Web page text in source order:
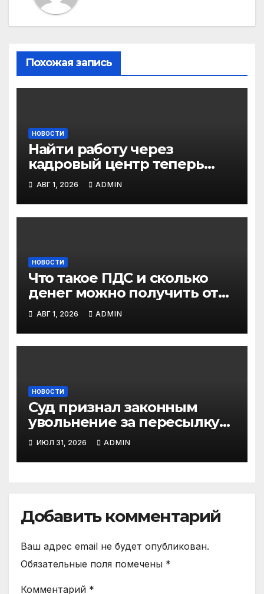
Похожая запись
НОВОСТИ
Найти работу через
кадровый центр теперь
можно в два раза быстрее
АВГ 1, 2026 ADMIN
НОВОСТИ
Что такое ПДС и сколько
денег можно получить от
государства?
АВГ 1, 2026 ADMIN
НОВОСТИ
Суд признал законным
увольнение за пересылку
рабочих файлов на личную
почту
ИЮЛ 31, 2026 ADMIN
Добавить комментарий
Ваш адрес email не будет опубликован.
Обязательные поля помечены *
Комментарий *